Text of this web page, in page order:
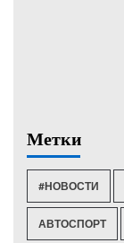
Метки
#НОВОСТИ
АВТОСПОРТ